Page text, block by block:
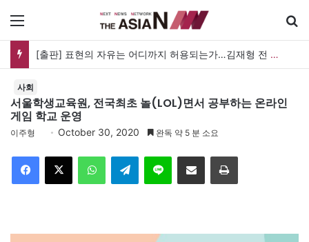
[출판] 표현의 자유는 어디까지 허용되는가…김재형 전 대법관 ‘언론과 인격권’
사회
서울학생교육원, 전국최초 놀(LOL)면서 공부하는 온라인
게임 학교 운영
이주형 October 30, 2020 완독 약 5 분 소요
Telegram 이메일